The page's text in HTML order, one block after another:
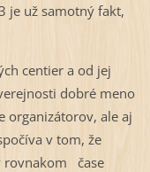
je už samotný fakt,
centier a od jej
dobré meno
organizátorov, ale aj
v tom, že
rovnakom čase